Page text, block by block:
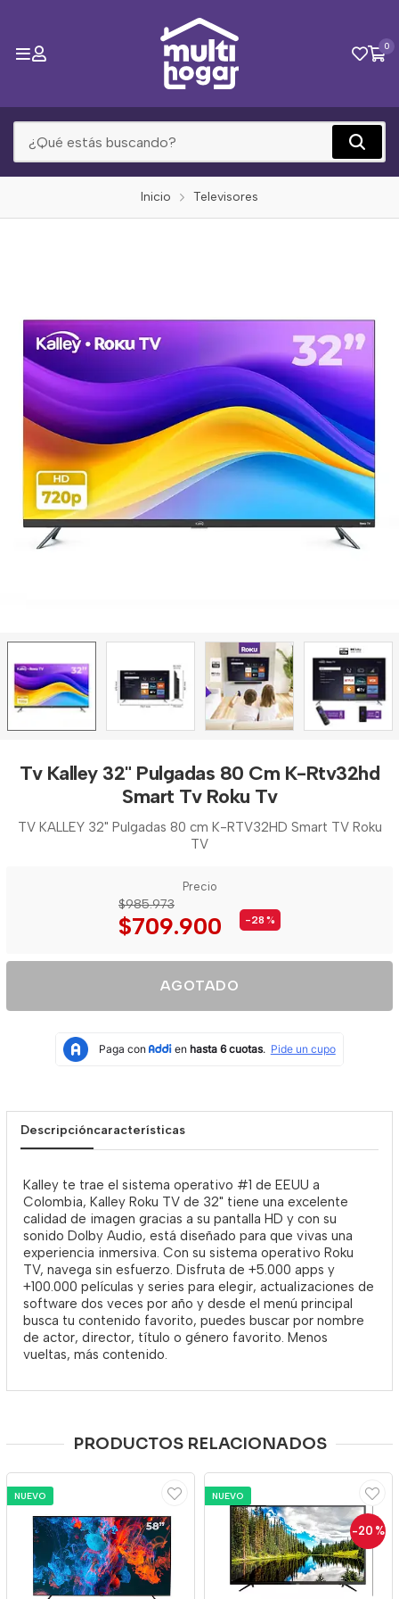
0
Inicio Televisores
Tv Kalley 32" Pulgadas 80 Cm K-Rtv32hd
Smart Tv Roku Tv
TV KALLEY 32" Pulgadas 80 cm K-RTV32HD Smart TV Roku
TV
Precio
$985.973
$709.900 -28 %
AGOTADO
Descripcióncaracterísticas
Kalley te trae el sistema operativo #1 de EEUU a
Colombia, Kalley Roku TV de 32" tiene una excelente
calidad de imagen gracias a su pantalla HD y con su
sonido Dolby Audio, está diseñado para que vivas una
experiencia inmersiva. Con su sistema operativo Roku
TV, navega sin esfuerzo. Disfruta de +5.000 apps y
+100.000 películas y series para elegir, actualizaciones de
software dos veces por año y desde el menú principal
busca tu contenido favorito, puedes buscar por nombre
de actor, director, título o género favorito. Menos
vueltas, más contenido.
PRODUCTOS RELACIONADOS
NUEVO NUEVO
-20 %